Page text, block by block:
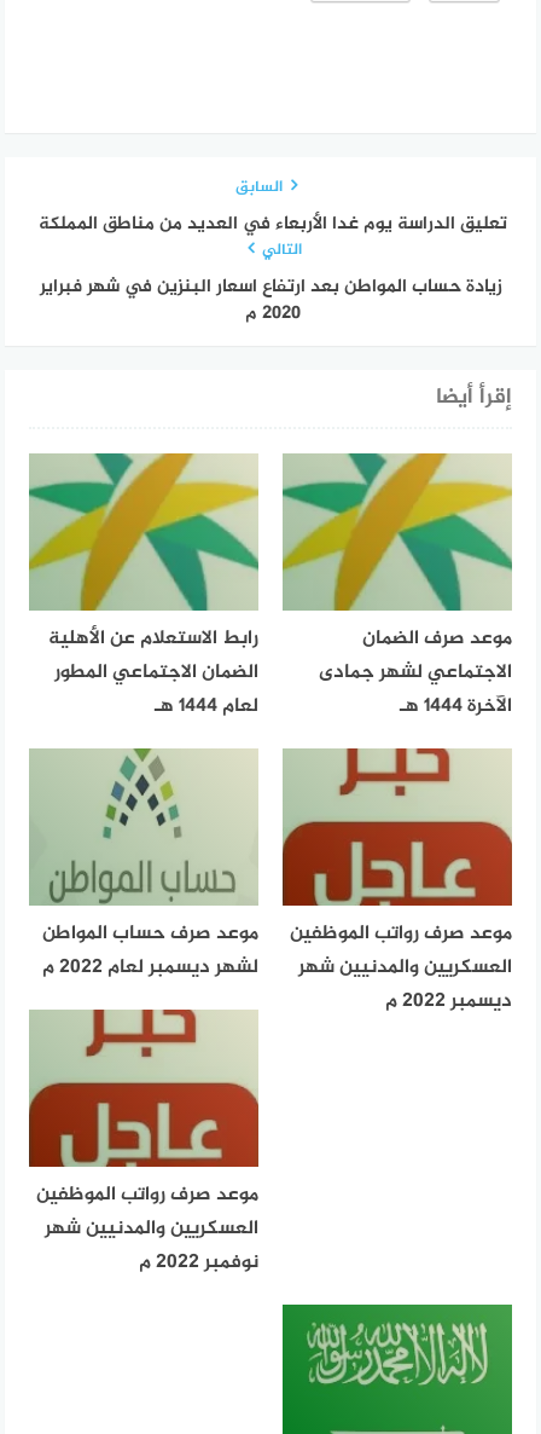
السابق
تعليق الدراسة يوم غدا الأربعاء في العديد من مناطق المملكة
التالي
زيادة حساب المواطن بعد ارتفاع اسعار البنزين في شهر فبراير
2020 م
إقرأ أيضا
موعد صرف الضمان
الاجتماعي لشهر جمادى
الآخرة 1444 هـ
رابط الاستعلام عن الأهلية
الضمان الاجتماعي المطور
لعام 1444 هـ
موعد صرف رواتب الموظفين
العسكريين والمدنيين شهر
ديسمبر 2022 م
موعد صرف حساب المواطن
لشهر ديسمبر لعام 2022 م
موعد صرف رواتب الموظفين
العسكريين والمدنيين شهر
نوفمبر 2022 م